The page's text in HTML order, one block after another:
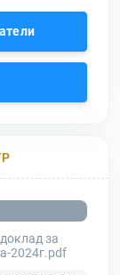
за
2024г.pdf